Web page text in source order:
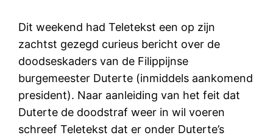
Dit weekend had Teletekst een op zijn
zachtst gezegd curieus bericht over de
doodseskaders van de Filippijnse
burgemeester Duterte (inmiddels aankomend
president). Naar aanleiding van het feit dat
Duterte de doodstraf weer in wil voeren
schreef Teletekst dat er onder Duterte’s